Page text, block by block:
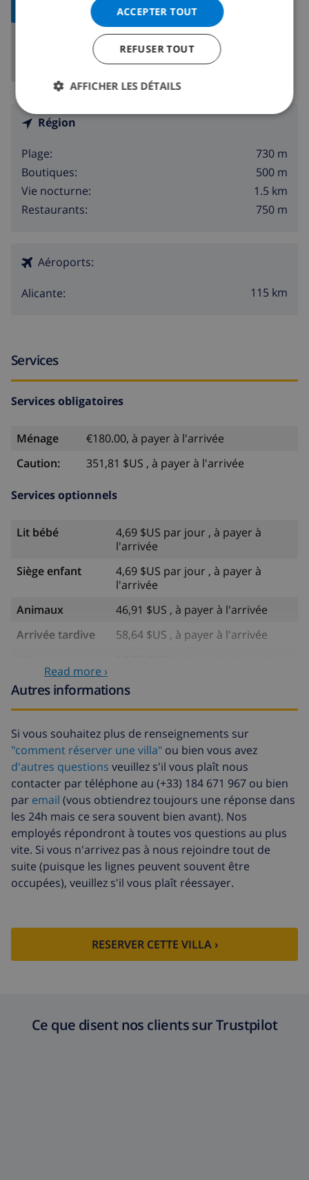
Région
Plage:
730 m
Boutiques:
500 m
Vie nocturne:
1.5 km
Restaurants:
750 m
Aéroports:
Alicante: 115 km
Services
Services obligatoires
Ménage
€180.00, à payer à l'arrivée
Caution:
351,81 $US , à payer à l'arrivée
Services optionnels
Lit bébé
4,69 $US par jour , à payer à
l'arrivée
Siège enfant
4,69 $US par jour , à payer à
l'arrivée
Animaux
46,91 $US , à payer à l'arrivée
Arrivée tardive
58,64 $US , à payer à l'arrivée
supplémentaire
Draps
supplémentaires
17,59 $US par personne , à
payer à l'arrivée
Serviettes
supplémentaires
8,80 $US par personne , à payer à
l'arrivée
Départ tardif
113,75 $US
Nettoyage
supplémentaire
basée sur consommation
énergétique (52,77 $US/HOUR)
Fonds
d'annulation:
4.80% du montant total
Read more ›
Autres informations
Si vous souhaitez plus de renseignements sur
"comment réserver une villa" ou bien vous avez
d'autres questions veuillez s'il vous plaît nous
contacter par téléphone au (+33) 184 671 967 ou bien
par email (vous obtiendrez toujours une réponse dans
les 24h mais ce sera souvent bien avant). Nos
employés répondront à toutes vos questions au plus
vite. Si vous n'arrivez pas à nous rejoindre tout de
suite (puisque les lignes peuvent souvent être
occupées), veuillez s'il vous plaît réessayer.
RESERVER CETTE VILLA ›
Ce que disent nos clients sur Trustpilot
ACCEPTER TOUT
REFUSER TOUT
AFFICHER LES DÉTAILS